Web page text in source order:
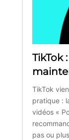
TikTok
TikTok
pratique :
vidéos «
pas ou